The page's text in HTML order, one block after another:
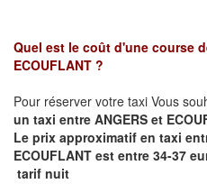
Quel est le coût d'une course
ECOUFLANT ?
Pour réserver votre taxi Vous
un taxi entre ANGERS et
Le prix approximatif en taxi
ECOUFLANT est entre 34-37
tarif nuit